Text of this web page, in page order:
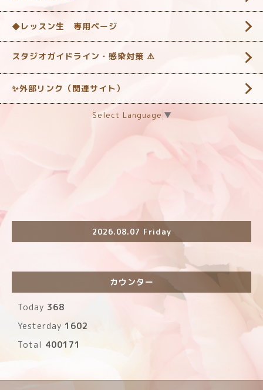
◆レッスン生 専用ページ
スタジオガイドライン・感染対策 ‎⚠️
✨外部リンク（関連サイト）
Select Language ▼
2026.08.07 Friday
カウンター
Today 368
Yesterday 1602
Total 400171